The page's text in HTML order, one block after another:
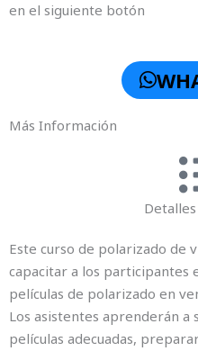
en el siguiente botón
Más Información
Este curso de polarizado de
capacitar a los participantes
películas de polarizado en
Los asistentes aprenderán a
películas adecuadas,